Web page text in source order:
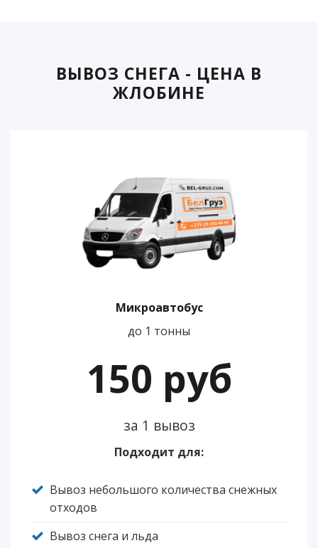
ВЫВОЗ СНЕГА - ЦЕНА В
ЖЛОБИНЕ
Микроавтобус
до 1 тонны
150 руб
за 1 вывоз
Подходит для:
Вывоз небольшого количества снежных
отходов
Вывоз снега и льда